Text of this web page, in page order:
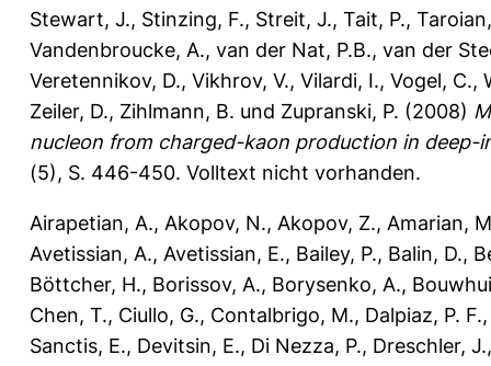
Stewart, J., Stinzing, F., Streit, J., Tait, P.,
Vandenbroucke, A., van der Nat, P.B., van der
Veretennikov, D., Vikhrov, V., Vilardi, I., Vogel, C.,
Zeiler, D., Zihlmann, B. und Zupranski, P. (2008)
nucleon from charged-kaon production in deep-
(5), S. 446-450. Volltext nicht vorhanden.
Airapetian, A., Akopov, N., Akopov, Z., Amarian,
Avetissian, A., Avetissian, E., Bailey, P., Balin, D.,
Böttcher, H., Borissov, A., Borysenko, A.,
Chen, T., Ciullo, G., Contalbrigo, M., Dalpiaz, P. F.
Sanctis, E., Devitsin, E., Di Nezza, P., Dreschler, J.